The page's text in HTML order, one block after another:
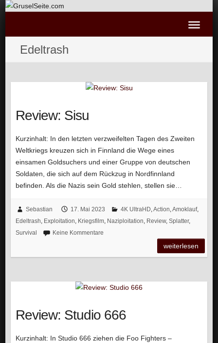
Edeltrash
Review: Sisu
Kurzinhalt: In den letzten verzweifelten Tagen des Zweiten
Weltkriegs kreuzen sich in Finnland die Wege eines
einsamen Goldsuchers und einer Gruppe von deutschen
Soldaten, die sich auf dem Rückzug in Nordfinnland
befinden. Als die Nazis sein Gold stehlen, stellen sie…
Sebastian 17. Mai 2023 4K UltraHD,Action,Amoklauf,
Edeltrash, Exploitation, Kriegsfilm, Naziploitation, Review, Splatter,
Survival
Keine Kommentare
weiterlesen
Review: Studio 666
Kurzinhalt: In Studio 666 ziehen die Foo Fighters –